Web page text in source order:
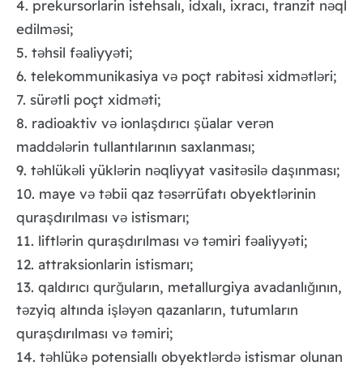
4. prekursorlarin istehsalı, idxalı, ixracı, tranzit nəql
edilməsi;
5. təhsil fəaliyyəti;
6. telekommunikasiya və poçt rabitəsi xidmətləri;
7. sürətli poçt xidməti;
8. radioaktiv və ionlaşdırıcı şüalar verən
maddələrin tullantılarının saxlanması;
9. təhlükəli yüklərin nəqliyyat vasitəsilə daşınması;
10. maye və təbii qaz təsərrüfatı obyektlərinin
quraşdırılması və istismarı;
11. liftlərin quraşdırılması və təmiri fəaliyyəti;
12. attraksionlarin istismarı;
13. qaldırıcı qurğuların, metallurgiya avadanlığının,
təzyiq altında işləyən qazanların, tutumların
quraşdırılması və təmiri;
14. təhlükə potensiallı obyektlərdə istismar olunan